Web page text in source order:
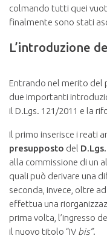
colmando tutti quei
finalmente sono stati
L’introduzione
Entrando nel merito del
due importanti
il D.Lgs. 121/2011 e la
Il primo inserisce i reati
presupposto del
alla commissione di un
quali può derivare una
seconda, invece, oltre
effettua una
prima volta, l’ingresso
il nuovo titolo “IV bis”.